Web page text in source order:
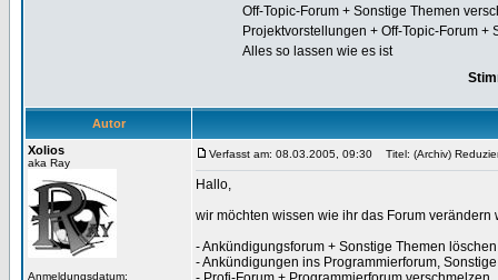
Off-Topic-Forum + Sonstige Themen
Projektvorstellungen + Off-Topic-Forum
Alles so lassen wie es ist
Autor
Xolios
aka Ray
Anmeldungsdatum:
Verfasst am: 08.03.2005, 09:30 Titel: (Archiv)
Hallo,
wir möchten wissen wie ihr das Forum verändern
- Ankündigungsforum + Sonstige Themen löschen
- Ankündigungen ins Programmierforum,